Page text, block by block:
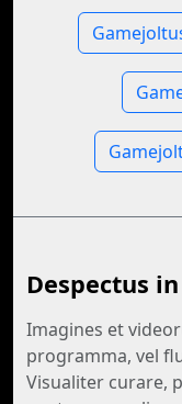
Despectus
Imagines et
programma, vel
Visualiter curare,